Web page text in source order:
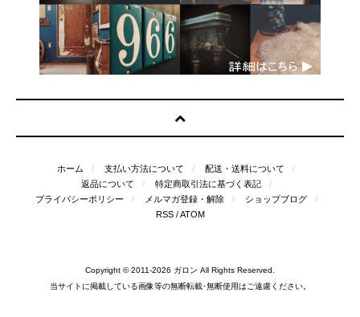
ホーム 支払い方法について
配送・送料について
返品について
特定商取引法に基づく表記
プライバシーポリシー
メルマガ登録・解除
ショップブログ
RSS/ATOM
Copyright © 2011-2026 ガロン All Rights Reserved.
当サイトに掲載している画像等の無断転載･無断使用はご遠慮ください。